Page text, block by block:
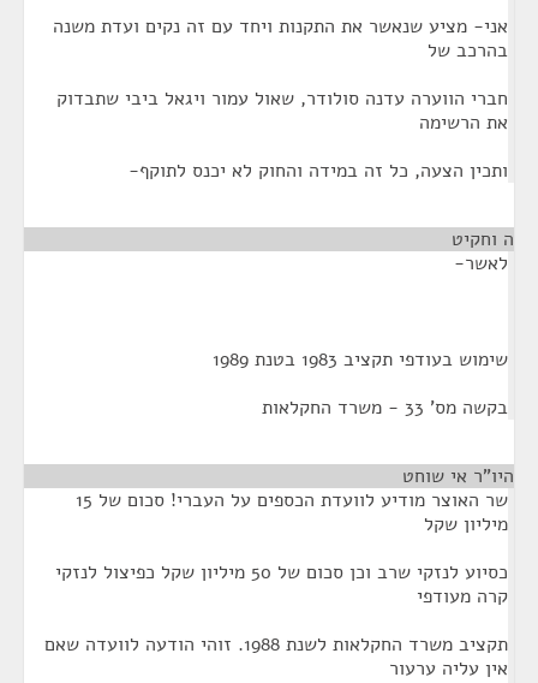
אני- מציע שנאשר את התקנות ויחד עם זה נקים ועדת משנה
בהרכב של
חברי הווערה עדנה סולודר, שאול עמור ויגאל ביבי שתבדוק
את הרשימה
ותכין הצעה, כל זה במידה והחוק לא יכנס לתוקף-
ה וחקיט
לאשר-
שימוש בעודפי תקציב 1983 בטנת 1989
בקשה מס' 33 - משרד החקלאות
היו"ר אי שוחט
שר האוצר מודיע לוועדת הכספים על העברי! סכום של 15
מיליון שקל
כסיוע לנזקי שרב וכן סכום של 50 מיליון שקל כפיצול לנזקי
קרה מעודפי
תקציב משרד החקלאות לשנת 1988. זוהי הודעה לוועדה שאם
אין עליה ערעור